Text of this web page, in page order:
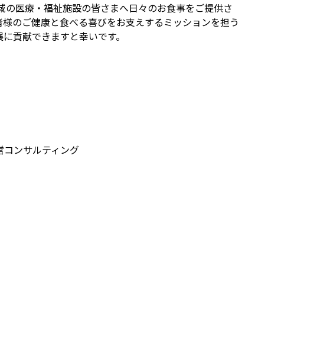
医療・福祉施設の皆さまへ日々のお食事をご提供さ
のご健康と食べる喜びをお支えするミッションを担う
貢献できますと幸いです。
ンサルティング